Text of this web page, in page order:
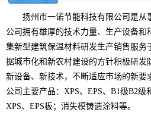
扬州市一诺节能科技有限公司是从
公司拥有雄厚的技术力量、生产设备和
集新型建筑保温材料研发生产销售服务
据城市化和新农村建设的方针积极研发
新设备、新技术，不断适应市场的新要
公司主要产品：XPS、EPS、B1级B2
XPS、EPS板；消失模铸造涂料等。